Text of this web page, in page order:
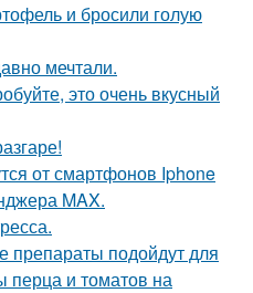
и бросили голую
мечтали.
это очень вкусный
от смартфонов Iphone
MAX.
препараты подойдут для
перца и томатов на